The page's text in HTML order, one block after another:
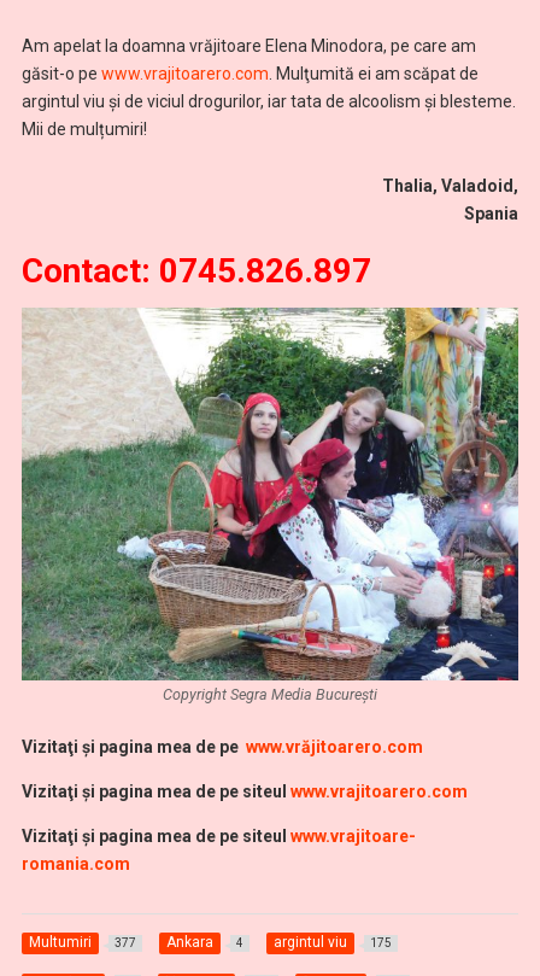
Am apelat la doamna vrăjitoare Elena Minodora, pe care am
găsit-o pe www.vrajitoarero.com. Mulţumită ei am scăpat de
argintul viu și de viciul drogurilor, iar tata de alcoolism și blesteme.
Mii de mulțumiri!
Thalia, Valadoid,
Spania
Contact: 0745.826.897
Copyright Segra Media București
Vizitaţi şi pagina mea de pe www.vrăjitoarero.com
Vizitaţi şi pagina mea de pe siteul www.vrajitoarero.com
Vizitaţi şi pagina mea de pe siteul www.vrajitoare-
romania.com
Multumiri 377 Ankara 4 argintul viu 175